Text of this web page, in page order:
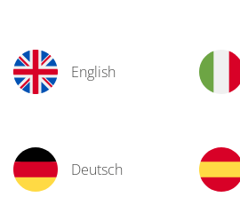
English
Deutsch